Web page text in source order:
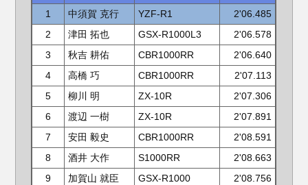
1
中須賀 克行 YZF-R1
2'06.485
2
津田 拓也 GSX-R1000L3
2'06.578
3
秋吉 耕佑 CBR1000RR
2'06.640
4
高橋 巧 CBR1000RR
2'07.113
5
柳川 明 ZX-10R
2'07.306
6
渡辺 一樹 ZX-10R
2'07.891
7
安田 毅史 CBR1000RR
2'08.591
8
酒井 大作 S1000RR
2'08.663
9
加賀山 就臣 GSX-R1000
2'08.756